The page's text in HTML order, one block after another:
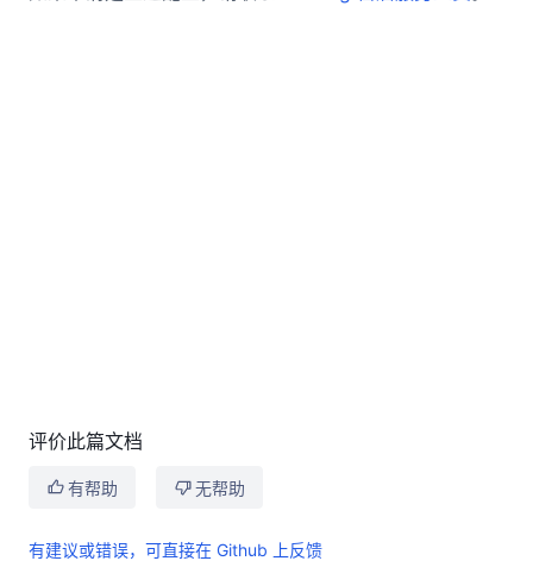
评价此篇文档
有帮助 无帮助
有建议或错误，可直接在 Github 上反馈